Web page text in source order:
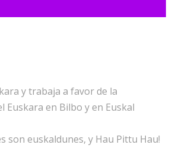
y trabaja a favor de la
Euskara en Bilbo y en Euskal
son euskaldunes, y Hau Pittu Hau!